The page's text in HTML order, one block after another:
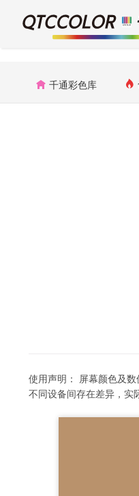
千通彩色库
使用声明： 屏幕颜色及数
不同设备间存在差异，实